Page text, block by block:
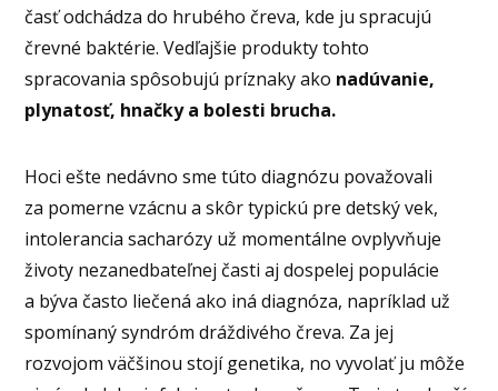
časť odchádza do hrubého čreva, kde ju spracujú
črevné baktérie. Vedľajšie produkty tohto
spracovania spôsobujú príznaky ako nadúvanie,
plynatosť, hnačky a bolesti brucha.
Hoci ešte nedávno sme túto diagnózu považovali
za pomerne vzácnu a skôr typickú pre detský vek,
intolerancia sacharózy už momentálne ovplyvňuje
životy nezanedbateľnej časti aj dospelej populácie
a býva často liečená ako iná diagnóza, napríklad už
spomínaný syndróm dráždivého čreva. Za jej
rozvojom väčšinou stojí genetika, no vyvolať ju môže